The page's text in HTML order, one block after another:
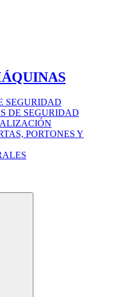
SEGURIDAD
DE SEGURIDAD
PORTONES Y